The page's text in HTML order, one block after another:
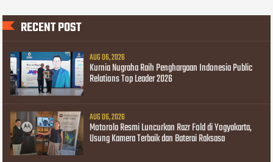
RECENT POST
AUG 06, 2026
Kurnia Nugraha Raih Penghargaan Indonesia Public
Relations Top Leader 2026
AUG 06, 2026
Motorola Resmi Luncurkan Razr Fold di Yogyakarta,
Usung Kamera Terbaik dan Baterai Raksasa